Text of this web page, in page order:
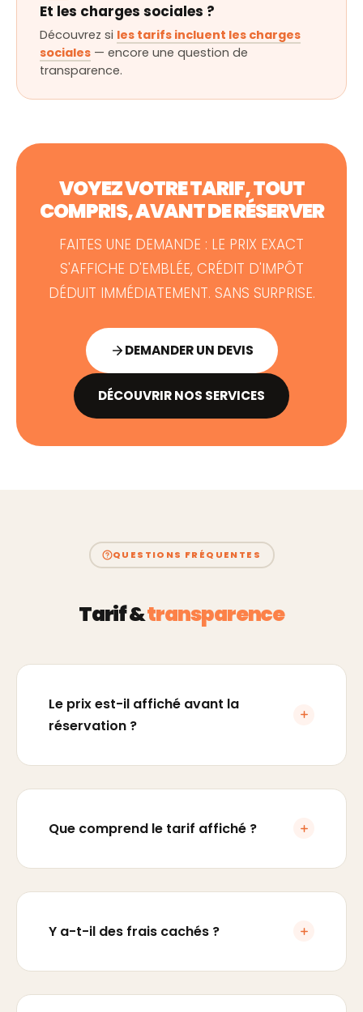
Et les charges sociales ?
Découvrez si les tarifs incluent les charges
sociales — encore une question de
transparence.
VOYEZ VOTRE TARIF, TOUT
COMPRIS, AVANT DE RÉSERVER
FAITES UNE DEMANDE : LE PRIX EXACT
S'AFFICHE D'EMBLÉE, CRÉDIT D'IMPÔT
DÉDUIT IMMÉDIATEMENT. SANS SURPRISE.
DEMANDER UN DEVIS
DÉCOUVRIR NOS SERVICES
QUESTIONS FRÉQUENTES
Tarif &transparence
Le prix est-il affiché avant la
réservation ?
Que comprend le tarif affiché ?
Y a-t-il des frais cachés ?